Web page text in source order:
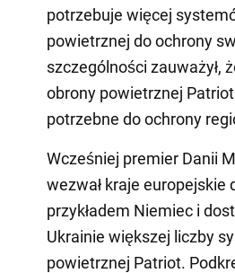
potrzebuje więcej
powietrznej do ochrony
szczególności zauważył,
obrony powietrznej
potrzebne do ochrony
Wcześniej premier Danii
wezwał kraje europejskie
przykładem Niemiec i
Ukrainie większej liczby
powietrznej Patriot.